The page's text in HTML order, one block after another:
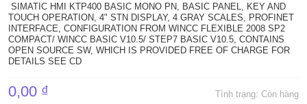
SIMATIC HMI KTP400 BASIC MONO PN, BASIC PANEL, KEY AND
TOUCH OPERATION, 4" STN DISPLAY, 4 GRAY SCALES, PROFINET
INTERFACE, CONFIGURATION FROM WINCC FLEXIBLE 2008 SP2
COMPACT/ WINCC BASIC V10.5/ STEP7 BASIC V10.5, CONTAINS
OPEN SOURCE SW, WHICH IS PROVIDED FREE OF CHARGE FOR
DETAILS SEE CD
Tình trạng: Còn hàng
0,00 ₫